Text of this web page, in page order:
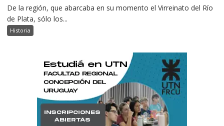
De la región, que abarcaba en su momento el Virreinato del Río
de Plata, sólo los...
Historia